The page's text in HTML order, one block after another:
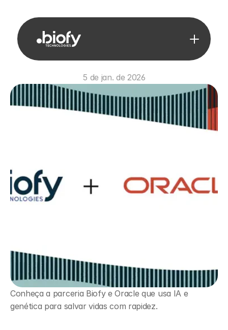
5 de jan. de 2026
Conheça a parceria Biofy e Oracle que usa IA e
genética para salvar vidas com rapidez.